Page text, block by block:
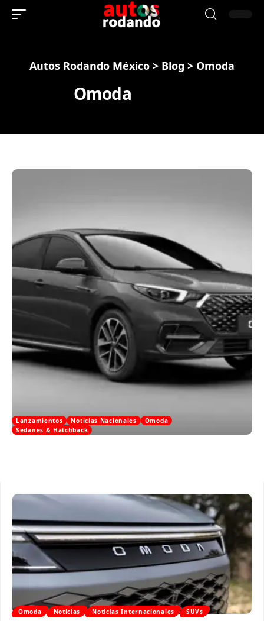
Autos Rodando México > Blog > Omoda
Omoda
Lanzamientos Noticias Nacionales
Omoda
Sedanes & Hatchback
Omoda Noticias Noticias Internacionales SUVs